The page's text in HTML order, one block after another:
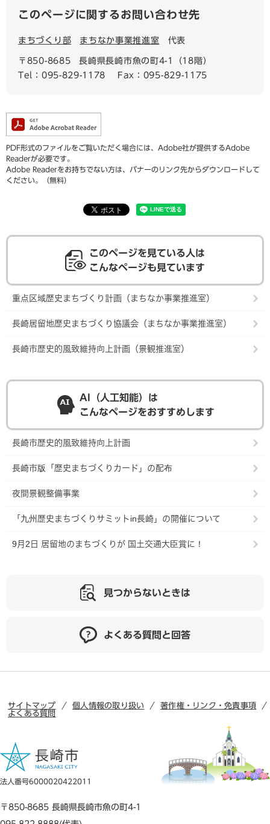
このページに関するお問い合わせ先
まちづくり部 まちなか事業推進室 代表
〒850-8685
長崎県長崎市魚の町4-1（18階）
Tel：095-829-1178
Fax：095-829-1175
PDF形式のファイルをご覧いただく場合には、Adobe社が提供するAdobe
Readerが必要です。
Adobe Readerをお持ちでない方は、バナーのリンク先からダウンロードして
ください。（無料）
このページを見ている人は
こんなページも見ています
重点区域歴史まちづくり計画（まちなか事業推進室）
長崎居留地歴史まちづくり協議会（まちなか事業推進室）
長崎市歴史的風致維持向上計画（景観推進室）
AI（人工知能）は
こんなページをおすすめします
長崎市歴史的風致維持向上計画
長崎市版「歴史まちづくりカード」の配布
夜間景観整備事業
「九州歴史まちづくりサミットin長崎」の開催について
9月2日 居留地のまちづくりが 国土交通大臣賞に！
見つからないときは
よくある質問と回答
サイトマップ 個人情報の取り扱い
著作権・リンク・免責事項
よくある質問
法人番号6000020422011
〒850-8685 長崎県長崎市魚の町4-1